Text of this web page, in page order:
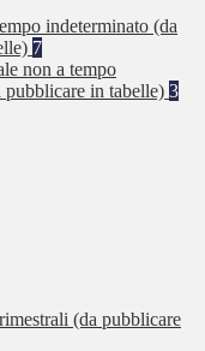
indeterminato (da
7
non a tempo
pubblicare in tabelle) 3
(da pubblicare